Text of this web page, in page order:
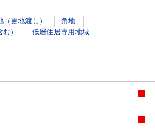
（更地渡し）
角地
）
低層住居専用地域